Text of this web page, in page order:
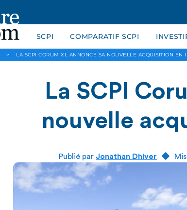
SCPI COMPARATIF SCPI
> LA SCPI CORUM XL ANNONCE SA NOUVELLE ACQUISITION EN
La SCPI
nouvelle
Publié par Jonathan Dhiver